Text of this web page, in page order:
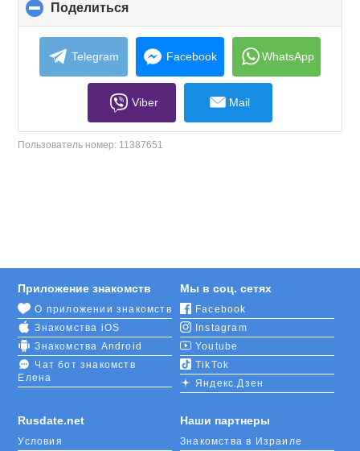
Поделиться
to
collapse
contents
Telegram Facebook WhatsApp
Viber Mail
Пользователь номер: 11387651
Rusdate.net
Условия
Приложение знакомств
О приложении знакомств
Знакомства iOS
Знакомства Android
Чат бот знакомств
Елена
Мы в соц. сетях
Facebook
Instagram
Youtube
TikTok
Яндекс.Дзен
Наши партнеры
Знакомства в Израиле